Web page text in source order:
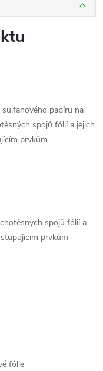
papíru na
spojů fólií a jejich
prvkům
spojů fólií a
prvkům
fólie